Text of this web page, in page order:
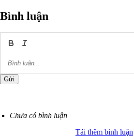
Bình luận
Gửi
Chưa có bình luận
Tải thêm bình luận